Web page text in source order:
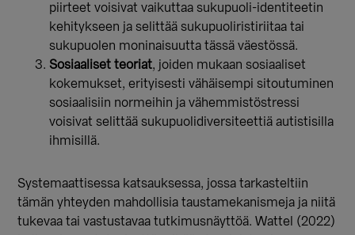
piirteet voisivat vaikuttaa sukupuoli-identiteetin
kehitykseen ja selittää sukupuoliristiriitaa tai
sukupuolen moninaisuutta tässä väestössä.
Sosiaaliset teoriat, joiden mukaan sosiaaliset
kokemukset, erityisesti vähäisempi sitoutuminen
sosiaalisiin normeihin ja vähemmistöstressi
voisivat selittää sukupuolidiversiteettiä autistisilla
ihmisillä.
Systemaattisessa katsauksessa, jossa tarkasteltiin
tämän yhteyden mahdollisia taustamekanismeja ja niitä
tukevaa tai vastustavaa tutkimusnäyttöä. Wattel (2022)